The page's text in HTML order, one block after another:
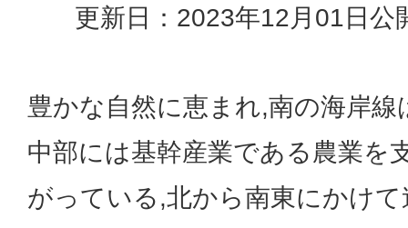
更新日：2023年12月01日 公
豊かな自然に恵まれ,南の海岸
中部には基幹産業である農業を
がっている,北から南東にかけ